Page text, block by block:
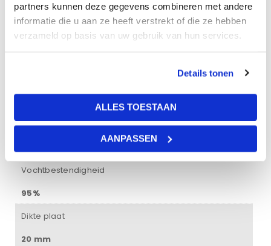
partners kunnen deze gegevens combineren met andere
informatie die u aan ze heeft verstrekt of die ze hebben
verzameld op basis van uw gebruik van hun services.
Details tonen
ALLES TOESTAAN
AANPASSEN
Gewicht
Kleur
Vochtbestendigheid
95%
Dikte plaat
20 mm